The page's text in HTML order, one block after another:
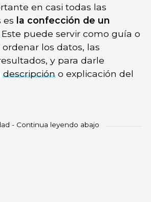
en casi todas las
es la confección de un
Este puede servir como guía o
los datos, las
y para darle
descripcióno explicación del